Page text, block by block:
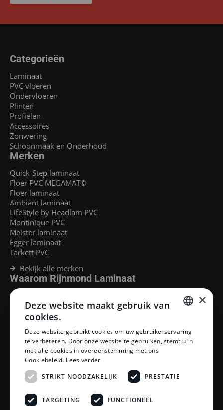
Categorieën
Laminaat
PVC vloeren
Ondervloeren
Plinten
Profielen
Accessoires
Zonwering
Schoonmaak en Onderhoud
Merken
Quick-Step laminaat
Floer PVC MEGAMAT©
Floer laminaat
Ambiant laminaat
LifeStyle by Headlam PVC
Montinique PVC
Meister laminaat
Egger laminaat
Tarkett PVC
Bekijk alle merken
Waarom Rijnmond Laminaat
Legservice
Laminaat Capelle aan den Ijssel
Laminaat voor vloerverwarming
Klantenservice
Betaalmethoden
Openingstijden showroom
Afhalen en bezorgen
Retourprocedure
Veelgestelde vragen
Legservice
DUTCH
×
Deze website maakt gebruik van
cookies.
Deze website gebruikt cookies om uw gebruikerservaring
te verbeteren. Door onze website te gebruiken, stemt u in
met alle cookies in overeenstemming met ons
Cookiebeleid. Lees verder
STRIKT NOODZAKELIJK
PRESTATIE
TARGETING FUNCTIONEEL